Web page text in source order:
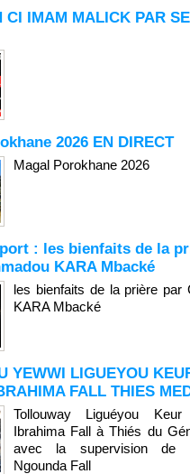
CI IMAM MALICK PAR
2026 EN DIRECT
Magal Porokhane 2026
: les bienfaits de la
KARA Mbacké
les bienfaits de la prière par
KARA Mbacké
YEWWI LIGUEYOU
FALL THIES
Tollouway Liguéyou
Ibrahima Fall à Thiés du
avec la supervision de
Ngounda Fall